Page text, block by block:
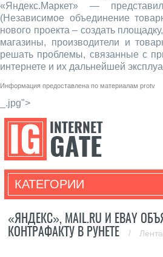
«Яндекс.Маркет» —
(Независимое объединение
нового проекта – создать
магазины, производители и
решать проблемы, связанные с
интернете и их дальнейшей
Информация предоставлена по материалам protv
_.jpg">
КАТЕГОРИИ
«ЯНДЕКС», MAIL.RU И EBAY
КОНТРАФАКТУ В РУНЕТЕ
/